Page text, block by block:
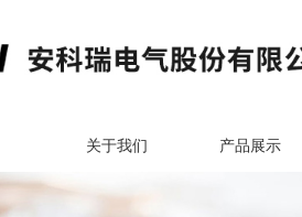
关于我们 产品展示